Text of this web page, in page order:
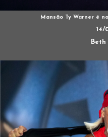
Mansão Ty Warner é
14/